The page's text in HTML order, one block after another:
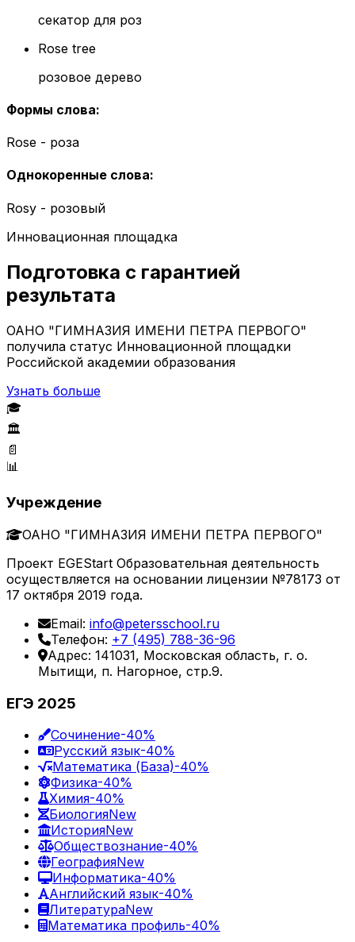
секатор для роз
Rose tree
розовое дерево
Формы слова:
Rose - роза
Однокоренные слова:
Rosy - розовый
Инновационная площадка
Подготовка с гарантией
результата
ОАНО "ГИМНАЗИЯ ИМЕНИ ПЕТРА ПЕРВОГО"
получила статус Инновационной площадки
Российской академии образования
Узнать больше
🎓
🏛️
📄
📊
Учреждение
ОАНО "ГИМНАЗИЯ ИМЕНИ ПЕТРА ПЕРВОГО"
Проект EGEStart Образовательная деятельность
осуществляется на основании лицензии №78173 от
17 октября 2019 года.
Email: info@petersschool.ru
Телефон: +7 (495) 788-36-96
Адрес: 141031, Московская область, г. о.
Мытищи, п. Нагорное, стр.9.
ЕГЭ 2025
Сочинение-40%
Русский язык-40%
Математика (База)-40%
Физика-40%
Химия-40%
БиологияNew
ИсторияNew
Обществознание-40%
ГеографияNew
Информатика-40%
Английский язык-40%
ЛитератураNew
Математика профиль-40%